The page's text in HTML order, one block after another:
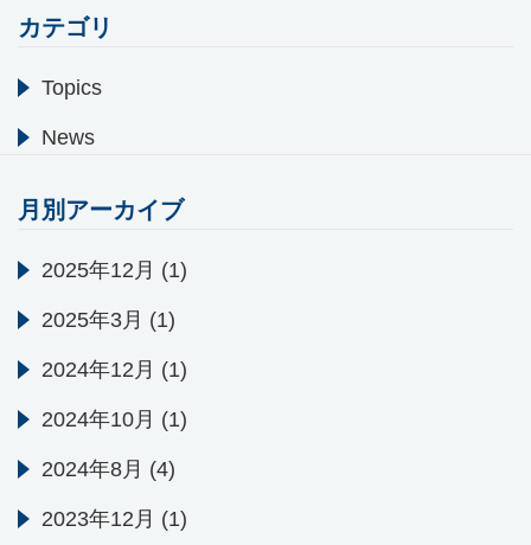
カテゴリ
Topics
News
月別アーカイブ
2025年12月 (1)
2025年3月 (1)
2024年12月 (1)
2024年10月 (1)
2024年8月 (4)
2023年12月 (1)